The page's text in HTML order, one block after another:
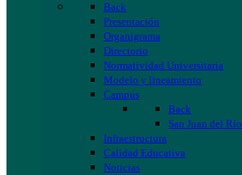
Back
Presentación
Organigrama
Directorio
Normatividad Universitaria
Modelo y lineamiento
Campus
Back
San Juan del Río
Infraestructura
Calidad Educativa
Noticias